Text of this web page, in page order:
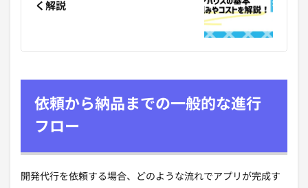
く解説
依頼から納品までの一般的な進行
フロー
開発代行を依頼する場合、どのような流れでアプリが完成す